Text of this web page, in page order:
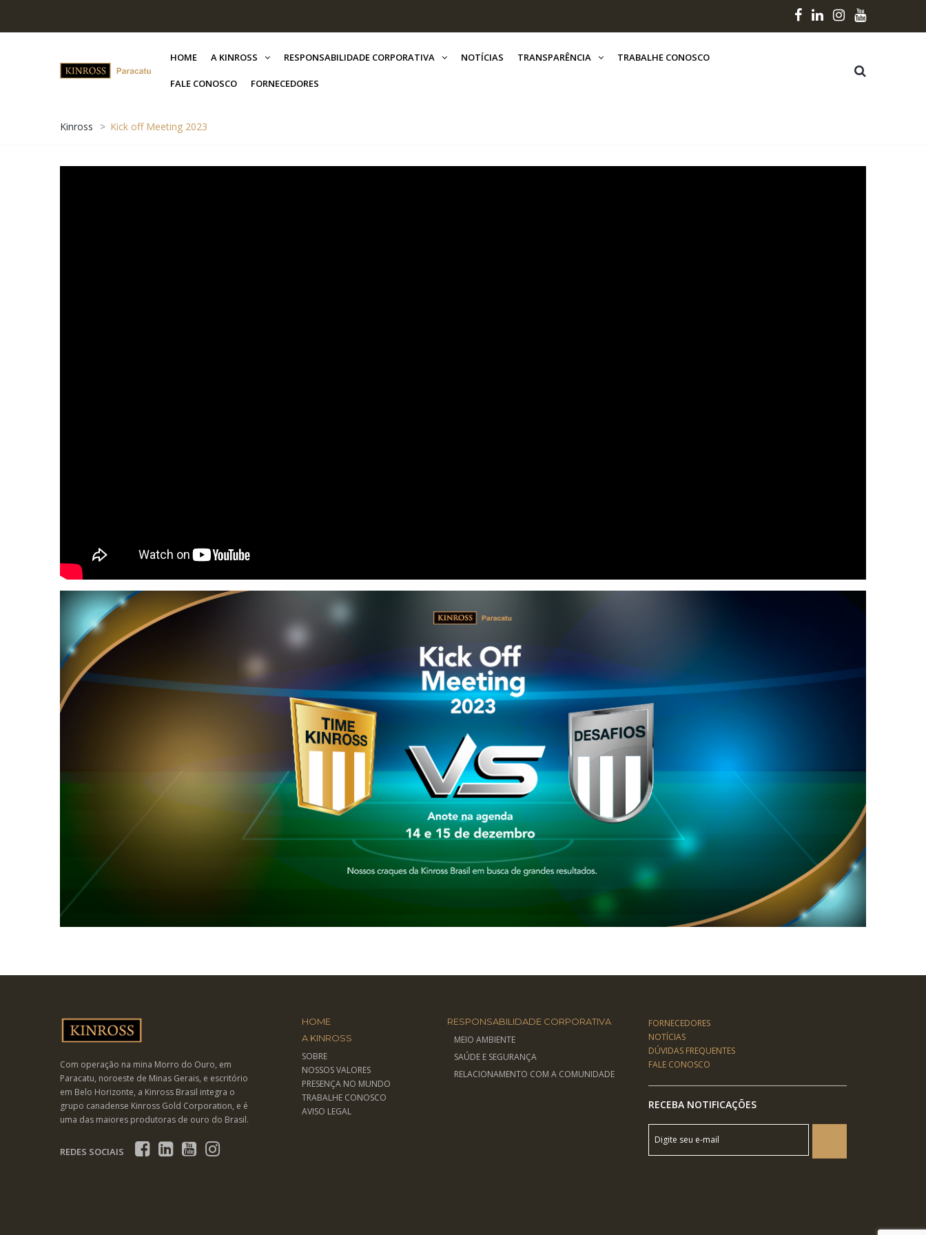
HOME A KINROSS RESPONSABILIDADE CORPORATIVA NOTÍCIAS TRANSPARÊNCIA TRABALHE CONOSCO
FALE CONOSCO FORNECEDORES
Kinross > Kick off Meeting 2023
Com operação na mina Morro do Ouro, em
Paracatu, noroeste de Minas Gerais, e escritório
em Belo Horizonte, a Kinross Brasil integra o
grupo canadense Kinross Gold Corporation, e é
uma das maiores produtoras de ouro do Brasil.
REDES SOCIAIS
HOME
A KINROSS
SOBRE
NOSSOS VALORES
PRESENÇA NO MUNDO
TRABALHE CONOSCO
AVISO LEGAL
RESPONSABILIDADE CORPORATIVA
MEIO AMBIENTE
SAÚDE E SEGURANÇA
RELACIONAMENTO COM A COMUNIDADE
FORNECEDORES
NOTÍCIAS
DÚVIDAS FREQUENTES
FALE CONOSCO
RECEBA NOTIFICAÇÕES